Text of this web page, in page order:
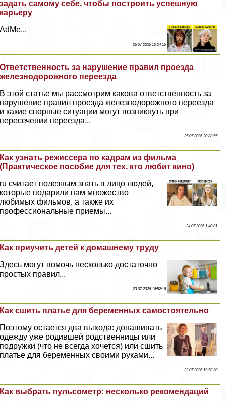
задать самому себе, чтобы построить успешную
карьеру
AdMe...
26 07 2026 10:24:16
Ответственность за нарушение правил проезда
железнодорожного переезда
В этой статье мы рассмотрим какова ответственность за
нарушение правил проезда железнодорожного переезда
и какие спopные ситуации могут возникнуть при
пересечении переезда...
25 07 2026 20:33:55
Как узнать режиссера по кадрам из фильма
(Пpaктическое пособие для тех, кто любит кино)
ru считает полезным знать в лицо людей,
которые подарили нам множество
любимых фильмов, а также их
профессиональные приемы...
24 07 2026 1:40:31
Как приучить детей к домашнему труду
Здесь могут помочь несколько достаточно
простых правил...
23 07 2026 16:52:16
Как сшить платье для беременных самостоятельно
Поэтому остается два выхода: донашивать
одежду уже родившей родственницы или
подружки (что не всегда хочется) или сшить
платье для беременных своими руками...
22 07 2026 19:53:20
Как выбрать пульсометр: несколько рекомендаций